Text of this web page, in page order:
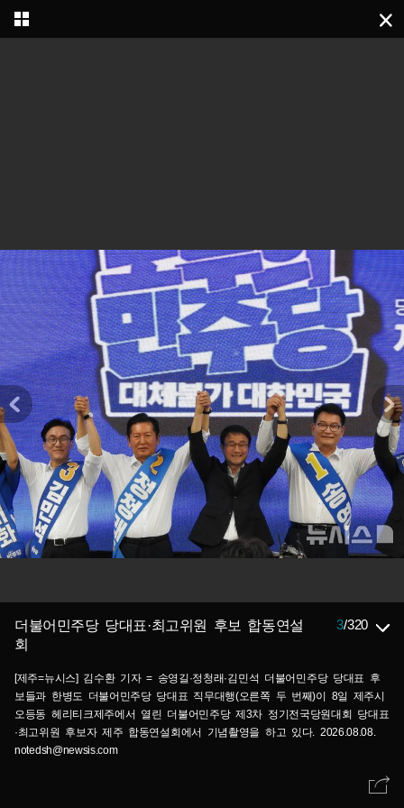
더불어민주당 당대표·최고위원 후보 합동연설
회
3/320
[제주=뉴시스] 김수환 기자 = 송영길·정청래·김민석 더불어민주당 당대표 후
보들과 한병도 더불어민주당 당대표 직무대행(오른쪽 두 번째)이 8일 제주시
오등동 헤리티크제주에서 열린 더불어민주당 제3차 정기전국당원대회 당대표
·최고위원 후보자 제주 합동연설회에서 기념촬영을 하고 있다. 2026.08.08.
notedsh@newsis.com